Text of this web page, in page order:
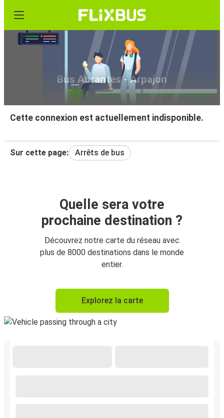
Bus Abrantes - Arpajon
Cette connexion est actuellement indisponible.
Sur cette page: Arrêts de bus
Quelle sera votre
prochaine destination ?
Découvrez notre carte du réseau avec
plus de 8000 destinations dans le monde
entier.
Explorez la carte